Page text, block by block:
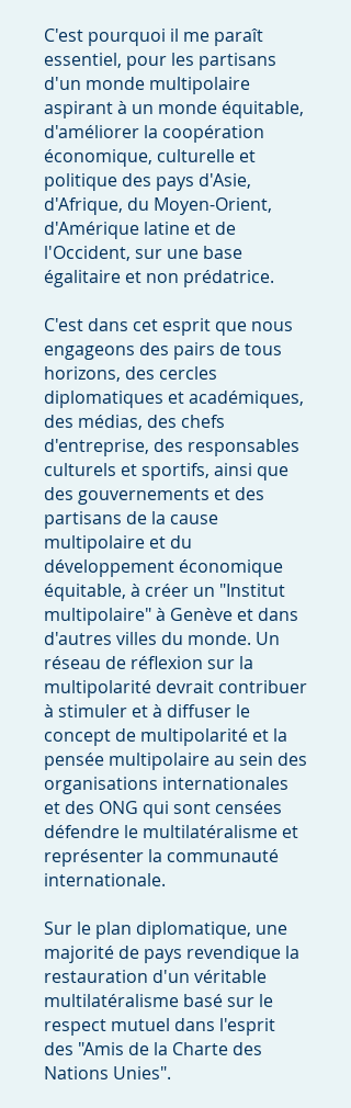
C'est pourquoi il me paraît
essentiel, pour les partisans
d'un monde multipolaire
aspirant à un monde équitable,
d'améliorer la coopération
économique, culturelle et
politique des pays d'Asie,
d'Afrique, du Moyen-Orient,
d'Amérique latine et de
l'Occident, sur une base
égalitaire et non prédatrice.
C'est dans cet esprit que nous
engageons des pairs de tous
horizons, des cercles
diplomatiques et académiques,
des médias, des chefs
d'entreprise, des responsables
culturels et sportifs, ainsi que
des gouvernements et des
partisans de la cause
multipolaire et du
développement économique
équitable, à créer un "Institut
multipolaire" à Genève et dans
d'autres villes du monde. Un
réseau de réflexion sur la
multipolarité devrait contribuer
à stimuler et à diffuser le
concept de multipolarité et la
pensée multipolaire au sein des
organisations internationales
et des ONG qui sont censées
défendre le multilatéralisme et
représenter la communauté
internationale.
Sur le plan diplomatique, une
majorité de pays revendique la
restauration d'un véritable
multilatéralisme basé sur le
respect mutuel dans l'esprit
des "Amis de la Charte des
Nations Unies".